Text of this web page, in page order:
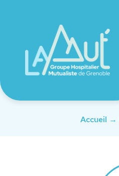
Accueil →